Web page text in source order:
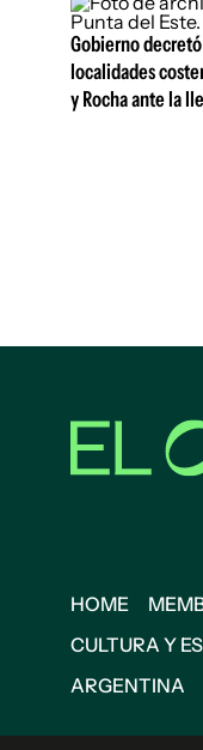
Gobierno
localidades
y Rocha ante la
HOME
CULTURA Y
ARGENTINA